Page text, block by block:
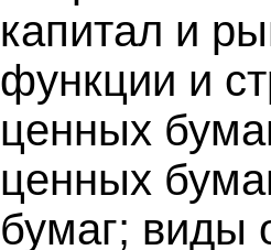
капитал и
функции и
ценных
ценных
бумаг; виды